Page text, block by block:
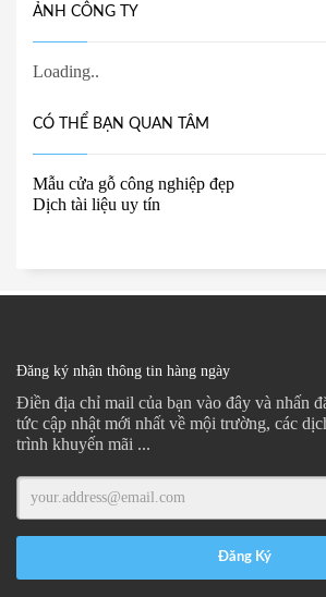
ẢNH CÔNG TY
CÓ THỂ BẠN QUAN TÂM
Mẫu cửa gỗ công nghiệp đẹp
Dịch tài liệu uy tín
Đăng ký nhận thông tin hàng ngày
Điền địa chỉ mail của bạn vào đây và nhấn
tức cập nhật mới nhất về mội trường, các
trình khuyến mãi ...